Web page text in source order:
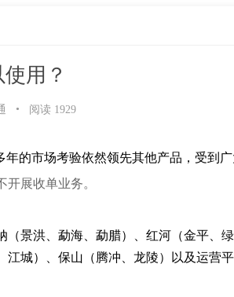
用？
• 阅读 1929
的市场考验依然领先其他产品，受到广
开展收单业务。
（景洪、勐海、勐腊）、红河（金平、
城）、保山（腾冲、龙陵）以及运营